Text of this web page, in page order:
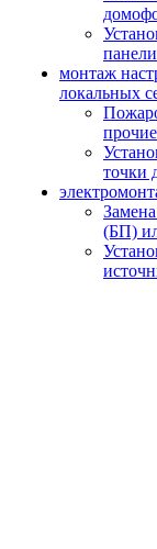
панели
монтаж
локальных
точки
(БП)